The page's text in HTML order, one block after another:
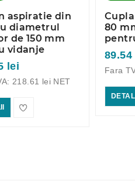
aspiratie din
diametrul
de 150 mm
vidanje
lei
218.61 lei NET
80
89.54
Fara
DETALII